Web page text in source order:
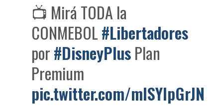
📺 Mirá TODA la
CONMEBOL#Libertadores
por#DisneyPlusPlan
Premium
pic.twitter.com/mISYIpGrJN